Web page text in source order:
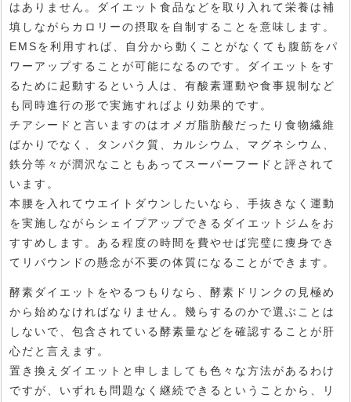
はありません。ダイエット食品などを取り入れて栄養は補
填しながらカロリーの摂取を自制することを意味します。
EMSを利用すれば、自分から動くことがなくても腹筋をパ
ワーアップすることが可能になるのです。ダイエットをす
るために起動するという人は、有酸素運動や食事規制など
も同時進行の形で実施すればより効果的です。
チアシードと言いますのはオメガ脂肪酸だったり食物繊維
ばかりでなく、タンパク質、カルシウム、マグネシウム、
鉄分等々が潤沢なこともあってスーパーフードと評されて
います。
本腰を入れてウエイトダウンしたいなら、手抜きなく運動
を実施しながらシェイプアップできるダイエットジムをお
すすめします。ある程度の時間を費やせば完璧に痩身でき
てリバウンドの懸念が不要の体質になることができます。
酵素ダイエットをやるつもりなら、酵素ドリンクの見極め
から始めなければなりません。幾らするのかで選ぶことは
しないで、包含されている酵素量などを確認することが肝
心だと言えます。
置き換えダイエットと申しましても色々な方法があるわけ
ですが、いずれも問題なく継続できるということから、リ